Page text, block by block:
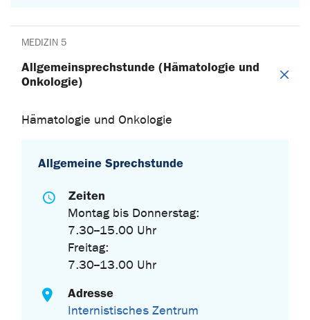
MEDIZIN 5
Allgemeinsprechstunde (Hämatologie und
Onkologie)
Hämatologie und Onkologie
Allgemeine Sprechstunde
Zeiten
Montag bis Donnerstag:
7.30--15.00 Uhr
Freitag:
7.30--13.00 Uhr
Adresse
Internistisches Zentrum